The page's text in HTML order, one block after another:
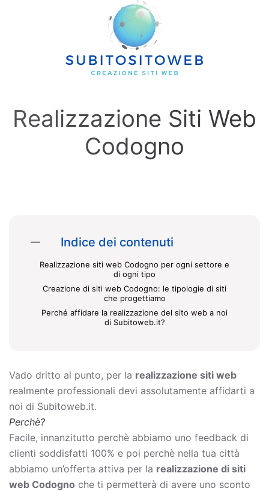
Skip to main content
Realizzazione Siti Web
Codogno
Indice dei contenuti
Realizzazione siti web Codogno per ogni settore e
di ogni tipo
Creazione di siti web Codogno: le tipologie di siti
che progettiamo
Perché affidare la realizzazione del sito web a noi
di Subitoweb.it?
Vado dritto al punto, per la realizzazione siti web
realmente professionali devi assolutamente affidarti a
noi di Subitoweb.it.
Perchè?
Facile, innanzitutto perchè abbiamo uno feedback di
clienti soddisfatti 100% e poi perchè nella tua città
abbiamo un’offerta attiva per la realizzazione di siti
web Codogno che ti permetterà di avere uno sconto